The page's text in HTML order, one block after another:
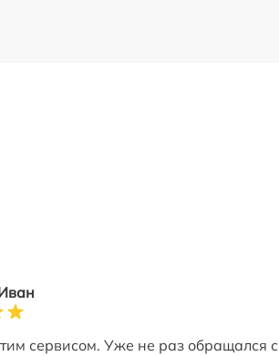
сервисом. Уже не раз обращался с